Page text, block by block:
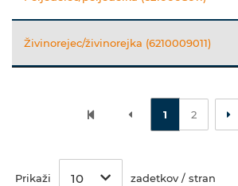
Živinorejec/živinorejka (6210009011)
1 2
Prikaži 10 zadetkov / stran